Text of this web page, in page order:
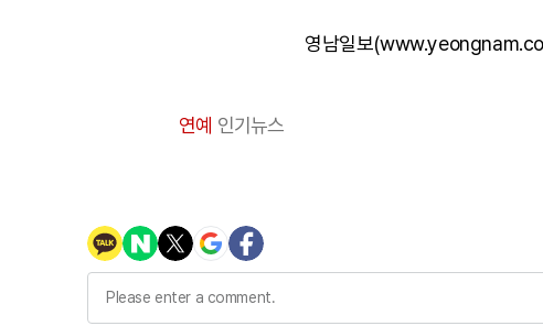
영남일보
연예 인기뉴스